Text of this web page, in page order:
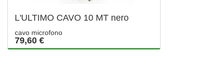
L'ULTIMO CAVO 10 MT nero
cavo microfono
79,60 €